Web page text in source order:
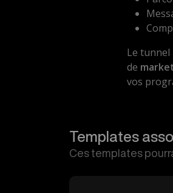
Le
de
vos
Templates
Ces templates